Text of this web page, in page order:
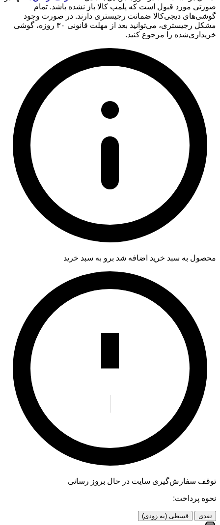
صورتی مورد قبول است که پلمب کالا باز نشده باشد. تمام
گوشی‌های دیجی‌کالا ضمانت رجیستری دارند. در صورت وجود
مشکل رجیستری، می‌توانید بعد از مهلت قانونی ۳۰ روزه، گوشی
خریداری‌شده را مرجوع کنید.
محصول به سبد خرید اضافه شد برو به سبد خرید
توقف سفارش‌گیری سایت در حال بروز رسانی
نحوه پرداخت:
نقدی قسطی (به زودی)